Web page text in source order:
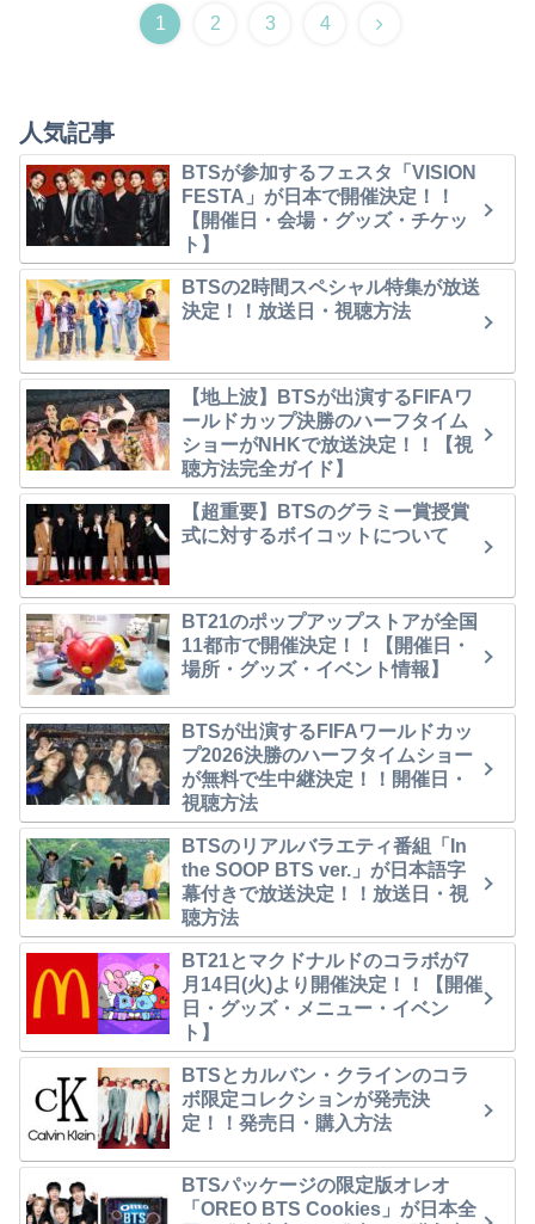
1 2 3 4
人気記事
BTSが参加するフェスタ「VISION
FESTA」が日本で開催決定！！
【開催日・会場・グッズ・チケッ
ト】
BTSの2時間スペシャル特集が放送
決定！！放送日・視聴方法
【地上波】BTSが出演するFIFAワ
ールドカップ決勝のハーフタイム
ショーがNHKで放送決定！！【視
聴方法完全ガイド】
【超重要】BTSのグラミー賞授賞
式に対するボイコットについて
BT21のポップアップストアが全国
11都市で開催決定！！【開催日・
場所・グッズ・イベント情報】
BTSが出演するFIFAワールドカッ
プ2026決勝のハーフタイムショー
が無料で生中継決定！！開催日・
視聴方法
BTSのリアルバラエティ番組「In
the SOOP BTS ver.」が日本語字
幕付きで放送決定！！放送日・視
聴方法
BT21とマクドナルドのコラボが7
月14日(火)より開催決定！！【開催
日・グッズ・メニュー・イベン
ト】
BTSとカルバン・クラインのコラ
ボ限定コレクションが発売決
定！！発売日・購入方法
BTSパッケージの限定版オレオ
「OREO BTS Cookies」が日本全